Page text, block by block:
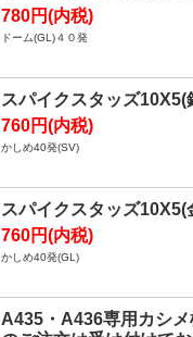
780円(内税)
ドーム(GL)４０発
スパイクスタッズ10X5(
760円(内税)
かしめ40発(SV)
スパイクスタッズ10X5(
760円(内税)
かしめ40発(GL)
A435・A436専用カシ